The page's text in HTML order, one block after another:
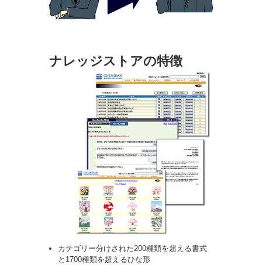
ナレッジストアの特徴
カテゴリー分けされた200種類を超える書式
と1700種類を超えるひな形